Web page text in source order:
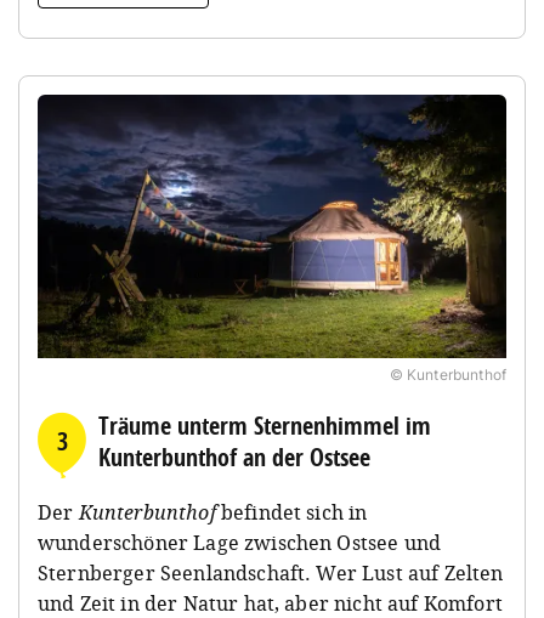
© Kunterbunthof
3
Träume unterm Sternenhimmel im
Kunterbunthof an der Ostsee
DerKunterbunthofbefindet sich in
wunderschöner Lage zwischen Ostsee und
Sternberger Seenlandschaft. Wer Lust auf Zelten
und Zeit in der Natur hat, aber nicht auf Komfort